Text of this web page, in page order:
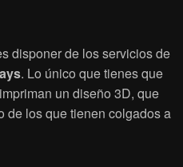
disponer de los servicios de
. Lo único que tienes que
un diseño 3D, que
de los que tienen colgados a